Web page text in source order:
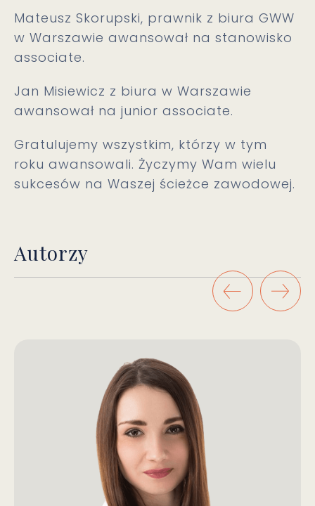
Mateusz Skorupski, prawnik z biura GWW
w Warszawie awansował na stanowisko
associate.
Jan Misiewicz z biura w Warszawie
awansował na junior associate.
Gratulujemy wszystkim, którzy w tym
roku awansowali. Życzymy Wam wielu
sukcesów na Waszej ścieżce zawodowej.
Autorzy